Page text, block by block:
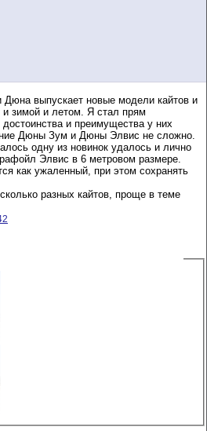
выпускает новые модели кайтов и
и зимой и летом. Я стал прям
и преимущества у них
Дюны Зум и Дюны Элвис не сложно.
одну из новинок удалось и лично
Элвис в 6 метровом размере.
как ужаленный, при этом сохранять
разных кайтов, проще в теме